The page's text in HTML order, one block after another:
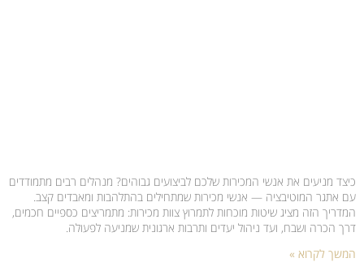
כיצד מניעים את אנשי המכירות שלכם לביצועים גבוהים? מנהלים רבים מתמודדים
עם אתגר המוטיבציה — אנשי מכירות שמתחילים בהתלהבות ומאבדים קצב.
המדריך הזה מציג שיטות מוכחות לתמרוץ צוות מכירות: מתמריצים כספיים חכמים,
דרך הכרה ושבח, ועד ניהול יעדים ותרבות ארגונית שמניעה לפעולה.
המשך לקרוא »